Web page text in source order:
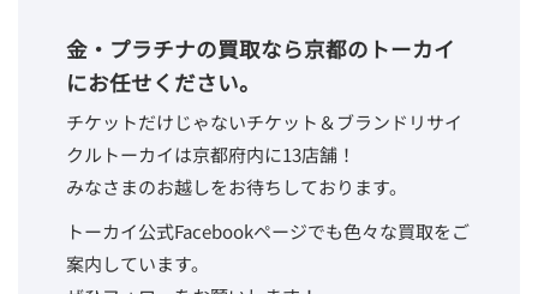
金・プラチナの買取なら京都のトーカイ
にお任せください。
チケットだけじゃないチケット＆ブランドリサイ
クルトーカイは京都府内に13店舗！
みなさまのお越しをお待ちしております。
トーカイ公式Facebookページでも色々な買取をご
案内しています。